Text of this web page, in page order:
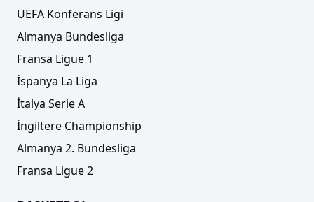
UEFA Konferans Ligi
Almanya Bundesliga
Fransa Ligue 1
İspanya La Liga
İtalya Serie A
İngiltere Championship
Almanya 2. Bundesliga
Fransa Ligue 2